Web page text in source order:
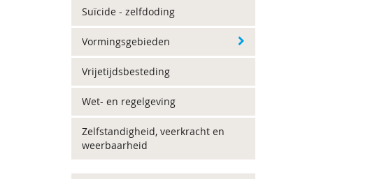
Suïcide - zelfdoding
Vormingsgebieden
Vrijetijdsbesteding
Wet- en regelgeving
Zelfstandigheid, veerkracht en
weerbaarheid